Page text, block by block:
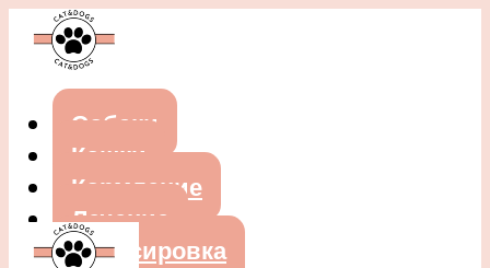
Собаки
Кошки
Кормление
Лечение
Дрессировка